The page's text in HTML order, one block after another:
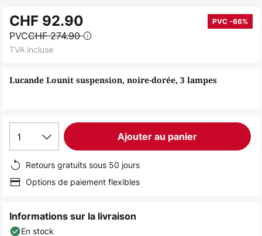
to
the
beginning
the
Lucande Lounit suspension, noire-dorée, 3 lampes
CHF 92.90 PVC -66%
PVCCHF 274.90
TVA incluse
1 Ajouter au panier
Retours gratuits sous 50 jours
Options de paiement flexibles
Informations sur la livraison
En stock